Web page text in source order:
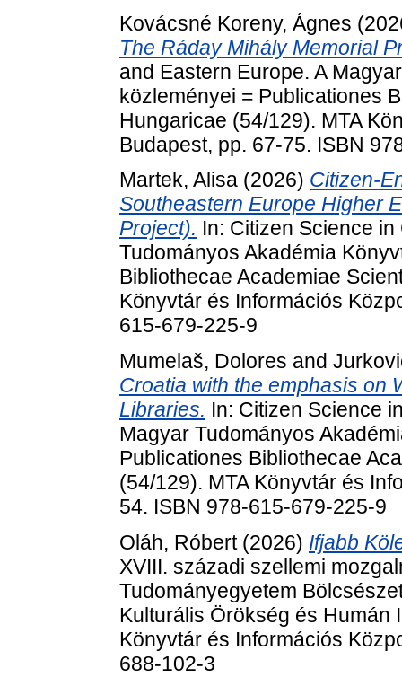
Kovácsné Koreny, Ágnes
The Ráday Mihály Memorial
and Eastern Europe. A
közleményei = Publicationes
Hungaricae (54/129). MTA
Budapest, pp. 67-75. ISBN
Martek, Alisa (2026) Citizen-
Southeastern Europe Higher
Project). In: Citizen Science
Tudományos Akadémia
Bibliothecae Academiae
Könyvtár és Információs
615-679-225-9
Mumelaš, Dolores and
Croatia with the emphasis on
Libraries. In: Citizen Science
Magyar Tudományos
Publicationes Bibliothecae
(54/129). MTA Könyvtár és
54. ISBN 978-615-679-225-9
Oláh, Róbert(2026) Ifjabb
XVIII. századi szellemi
Tudományegyetem
Kulturális Örökség és Humán
Könyvtár és Információs
688-102-3